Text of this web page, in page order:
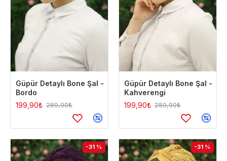
Güpür Detaylı Bone Şal -
Bordo
199,90₺ 289,90₺
Güpür Detaylı Bone Şal -
Kahverengi
199,90₺ 289,90₺
-31 % -31 %